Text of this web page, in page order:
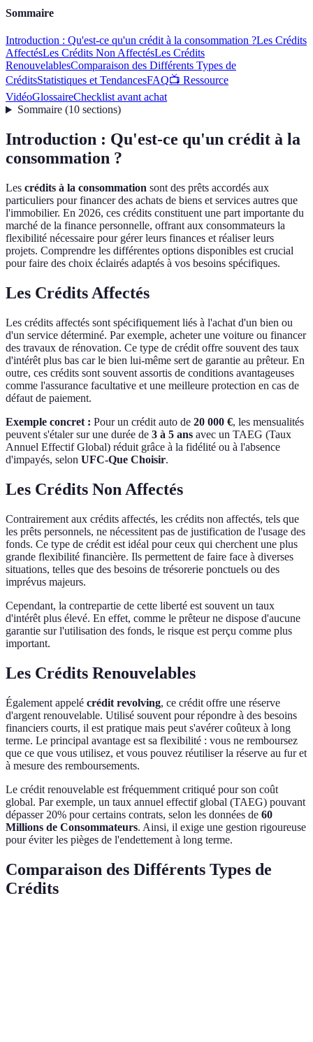
Sommaire
Introduction : Qu'est-ce qu'un crédit à la consommation ?Les Crédits
AffectésLes Crédits Non AffectésLes Crédits
RenouvelablesComparaison des Différents Types de
CréditsStatistiques et TendancesFAQ📺 Ressource
VidéoGlossaireChecklist avant achat
Sommaire(10 sections)
Introduction : Qu'est-ce qu'un crédit à la
consommation ?
Les crédits à la consommation sont des prêts accordés aux
particuliers pour financer des achats de biens et services autres que
l'immobilier. En 2026, ces crédits constituent une part importante du
marché de la finance personnelle, offrant aux consommateurs la
flexibilité nécessaire pour gérer leurs finances et réaliser leurs
projets. Comprendre les différentes options disponibles est crucial
pour faire des choix éclairés adaptés à vos besoins spécifiques.
Les Crédits Affectés
Les crédits affectés sont spécifiquement liés à l'achat d'un bien ou
d'un service déterminé. Par exemple, acheter une voiture ou financer
des travaux de rénovation. Ce type de crédit offre souvent des taux
d'intérêt plus bas car le bien lui-même sert de garantie au prêteur. En
outre, ces crédits sont souvent assortis de conditions avantageuses
comme l'assurance facultative et une meilleure protection en cas de
défaut de paiement.
Exemple concret : Pour un crédit auto de 20 000 €, les mensualités
peuvent s'étaler sur une durée de 3 à 5 ans avec un TAEG (Taux
Annuel Effectif Global) réduit grâce à la fidélité ou à l'absence
d'impayés, selon UFC-Que Choisir.
Les Crédits Non Affectés
Contrairement aux crédits affectés, les crédits non affectés, tels que
les prêts personnels, ne nécessitent pas de justification de l'usage des
fonds. Ce type de crédit est idéal pour ceux qui cherchent une plus
grande flexibilité financière. Ils permettent de faire face à diverses
situations, telles que des besoins de trésorerie ponctuels ou des
imprévus majeurs.
Cependant, la contrepartie de cette liberté est souvent un taux
d'intérêt plus élevé. En effet, comme le prêteur ne dispose d'aucune
garantie sur l'utilisation des fonds, le risque est perçu comme plus
important.
Les Crédits Renouvelables
Également appelé crédit revolving, ce crédit offre une réserve
d'argent renouvelable. Utilisé souvent pour répondre à des besoins
financiers courts, il est pratique mais peut s'avérer coûteux à long
terme. Le principal avantage est sa flexibilité : vous ne remboursez
que ce que vous utilisez, et vous pouvez réutiliser la réserve au fur et
à mesure des remboursements.
Le crédit renouvelable est fréquemment critiqué pour son coût
global. Par exemple, un taux annuel effectif global (TAEG) pouvant
dépasser 20% pour certains contrats, selon les données de 60
Millions de Consommateurs. Ainsi, il exige une gestion rigoureuse
pour éviter les pièges de l'endettement à long terme.
Comparaison des Différents Types de
Crédits